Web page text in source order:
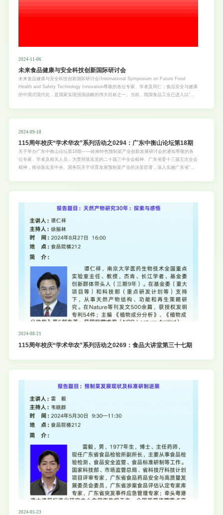
2024-11-06
未来食品健康与安全科技创新国际研讨会
未来食品健康与安全科技创新国际研讨会/International Symposium on Future Food
Health and Safety Technology Innovation尊敬的各位专家、学者及同仁：食品安全与健康
的中国式现代化，是国家实现强国战略的伟大目标之一。当前，我国食品工业已进入以“营
策部署，助力建设农业强国、推进乡村全面振兴、增强高水平人才培养，由华南农业大学主
广东广州召开。Dear Experts, Scholars, and Relevant Personnel,The modernization of
food safety and health in China is one of the great goals for the nation to achieve its
strategic visio
2024-09-18
115周年校庆“学术华农”系列活动之0294：广东中衡山论坛第18期
关于举办广东中衡山论坛第18期——岭南特色预制菜产业创新发展研讨会的通知尊敬的各
位专家、学者及相关人员：为贯彻落实党的二十届三中全会精神、广东省委十三届五次全会
精神，推动落实党中央、国务院关于培育发展预制菜产业的决策部署，深入实施广东省“百
农业大学、南方财经全媒体集团主办的“岭南特色预制菜产业创新发展研讨会”将于9月21日
兴等主题开展交流，深度探索预制菜行业发展的趋势与方向，以新质生产力引领高质量发
备，实现预制菜产业全要素集聚、全链条贯通。一、会议时间、地点会议时间：2024年9月
21日 9:00-17:30会议地点：华南农业大学红满堂二、组织单位主办单位：广东省农业农村
厅、华南农业大学、南方财经全媒体集团承办单位：华南农业大学食品学院、21世纪经济
报道合作单位：成
2024-08-21
115周年校庆“学术华农”系列活动之0269：食品大讲堂第三十七期
2024-05-23